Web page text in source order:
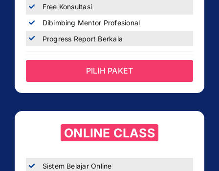
Free Konsultasi
Dibimbing Mentor Profesional
Progress Report Berkala
PILIH PAKET
ONLINE CLASS
Sistem Belajar Online